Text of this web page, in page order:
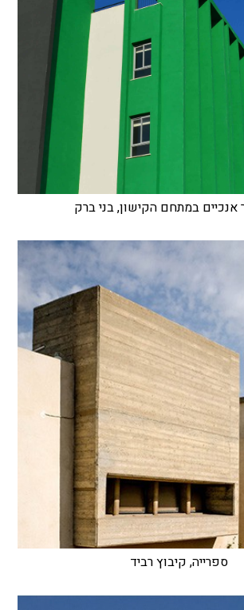
אנכיים במתחם הקישון, בני ברק
ספרייה, קיבוץ רביד